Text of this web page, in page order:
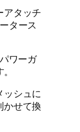
アタッチ
タース
ワーガ
ッシュに
かせて換